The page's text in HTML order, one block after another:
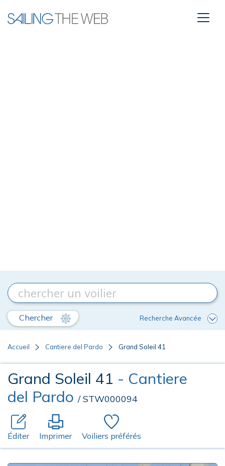
Chercher Recherche Avancée
Accueil Cantiere del Pardo Grand Soleil 41
Grand Soleil 41 - Cantiere
del Pardo / STW000094
Éditer Imprimer Voiliers préférés